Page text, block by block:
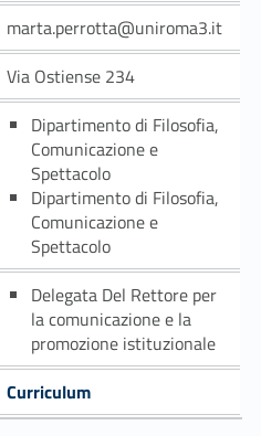
marta.perrotta@uniroma3.it
Via Ostiense 234
Dipartimento di Filosofia,
Comunicazione e
Spettacolo
Dipartimento di Filosofia,
Comunicazione e
Spettacolo
Delegata Del Rettore per
la comunicazione e la
promozione istituzionale
Curriculum